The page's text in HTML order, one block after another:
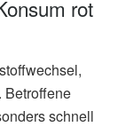
rot
Betroffene
schnell